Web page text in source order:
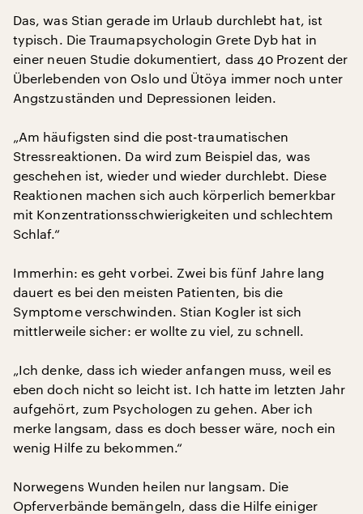
Das, was Stian gerade im Urlaub durchlebt hat, ist
typisch. Die Traumapsychologin Grete Dyb hat in
einer neuen Studie dokumentiert, dass 40 Prozent der
Überlebenden von Oslo und Ütöya immer noch unter
Angstzuständen und Depressionen leiden.
„Am häufigsten sind die post-traumatischen
Stressreaktionen. Da wird zum Beispiel das, was
geschehen ist, wieder und wieder durchlebt. Diese
Reaktionen machen sich auch körperlich bemerkbar
mit Konzentrationsschwierigkeiten und schlechtem
Schlaf.“
Immerhin: es geht vorbei. Zwei bis fünf Jahre lang
dauert es bei den meisten Patienten, bis die
Symptome verschwinden. Stian Kogler ist sich
mittlerweile sicher: er wollte zu viel, zu schnell.
„Ich denke, dass ich wieder anfangen muss, weil es
eben doch nicht so leicht ist. Ich hatte im letzten Jahr
aufgehört, zum Psychologen zu gehen. Aber ich
merke langsam, dass es doch besser wäre, noch ein
wenig Hilfe zu bekommen.“
Norwegens Wunden heilen nur langsam. Die
Opferverbände bemängeln, dass die Hilfe einiger